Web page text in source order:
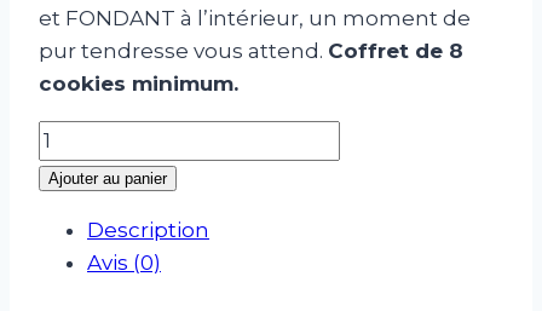
et FONDANT à l’intérieur, un moment de
pur tendresse vous attend. Coffret de 8
cookies minimum.
quantité
de
tout
chocolat
Ajouter au panier
Description
Avis (0)